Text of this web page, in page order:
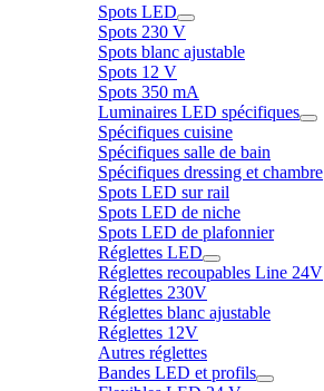
Spots LED
Spots 230 V
Spots blanc ajustable
Spots 12 V
Spots 350 mA
Luminaires LED spécifiques
Spécifiques cuisine
Spécifiques salle de bain
Spécifiques dressing et chambre
Spots LED sur rail
Spots LED de niche
Spots LED de plafonnier
Réglettes LED
Réglettes recoupables Line 24V
Réglettes 230V
Réglettes blanc ajustable
Réglettes 12V
Autres réglettes
Bandes LED et profils